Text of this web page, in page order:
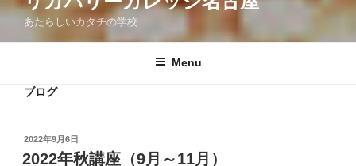
あたらしいカタチの学校
Menu
ブログ
POSTED
ON
2022年9月6日
2022年秋講座（9月～11月）